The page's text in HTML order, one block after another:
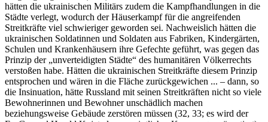
hätten die ukrainischen Militärs zudem die Kampfhandlungen in die
Städte verlegt, wodurch der Häuserkampf für die angreifenden
Streitkräfte viel schwieriger geworden sei. Nachweislich hätten die
ukrainischen Soldatinnen und Soldaten aus Fabriken, Kindergärten,
Schulen und Krankenhäusern ihre Gefechte geführt, was gegen das
Prinzip der „unverteidigten Städte“ des humanitären Völkerrechts
verstoßen habe. Hätten die ukrainischen Streitkräfte diesem Prinzip
entsprochen und wären in die Fläche zurückgewichen ... – dann, so
die Insinuation, hätte Russland mit seinen Streitkräften nicht so viele
Bewohnerinnen und Bewohner unschädlich machen
beziehungsweise Gebäude zerstören müssen (32, 33; es wird der